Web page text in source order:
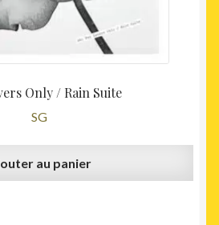
Only / Rain Suite
SG
au panier